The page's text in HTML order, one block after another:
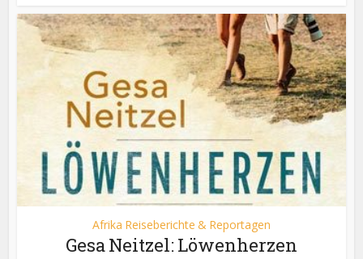
Afrika Reiseberichte & Reportagen
Gesa Neitzel: Löwenherzen